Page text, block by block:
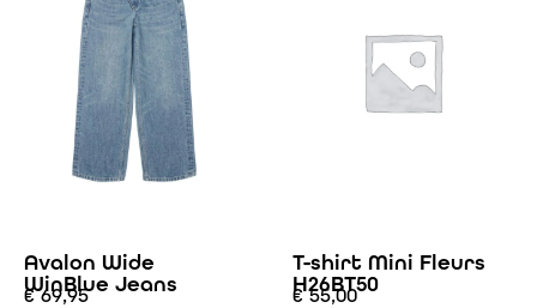
Avalon Wide
WinBlue Jeans
€69,95
T-shirt Mini Fleurs
H26BT50
€55,00